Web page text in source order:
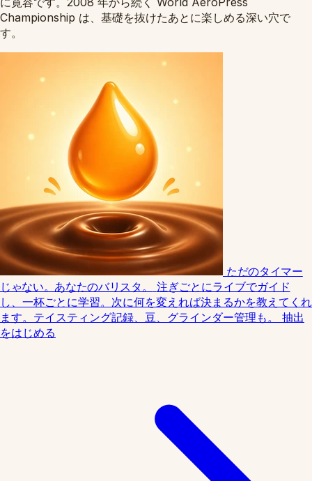
Championship は、基礎を抜けたあとに楽しめる深い穴で
す。
ただのタイマー
じゃない。あなたのバリスタ。
注ぎごとにライブでガイド
し、一杯ごとに学習。次に何を変えれば決まるかを教えてくれ
ます。テイスティング記録、豆、グラインダー管理も。
抽出
をはじめる